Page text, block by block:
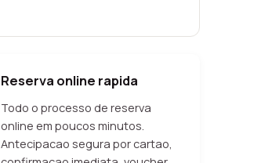
Reserva online rapida
Todo o processo de reserva
online em poucos minutos.
Antecipacao segura por cartao,